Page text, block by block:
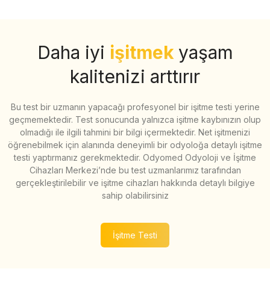
Daha iyi işitmek yaşam
kalitenizi arttırır
Bu test bir uzmanın yapacağı profesyonel bir işitme testi yerine
geçmemektedir. Test sonucunda yalnızca işitme kaybınızın olup
olmadığı ile ilgili tahmini bir bilgi içermektedir. Net işitmenizi
öğrenebilmek için alanında deneyimli bir odyoloğa detaylı işitme
testi yaptırmanız gerekmektedir. Odyomed Odyoloji ve İşitme
Cihazları Merkezi’nde bu test uzmanlarımız tarafından
gerçekleştirilebilir ve işitme cihazları hakkında detaylı bilgiye
sahip olabilirsiniz
İşitme Testi